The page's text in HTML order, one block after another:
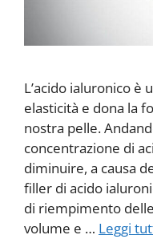
L’acido ialuronico è
elasticità e dona la
nostra pelle.
concentrazione di
diminuire, a causa
filler di acido
di riempimento
volume e … Leggi